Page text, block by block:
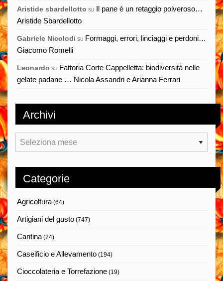
Aristide sbardellotto su Il pane è un retaggio polveroso…
Aristide Sbardellotto
Gabriele Nicolodi su Formaggi, errori, linciaggi e perdoni…
Giacomo Romelli
Leonardo su Fattoria Corte Cappelletta: biodiversità nelle
gelate padane … Nicola Assandri e Arianna Ferrari
Archivi
Archivi
Categorie
Agricoltura(64)
Artigiani del gusto (747)
Cantina(24)
Caseificio e Allevamento (194)
Cioccolateria e Torrefazione (19)